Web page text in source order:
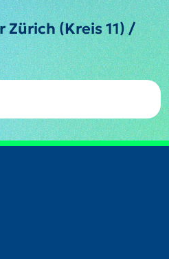
Zürich (Kreis 11) /